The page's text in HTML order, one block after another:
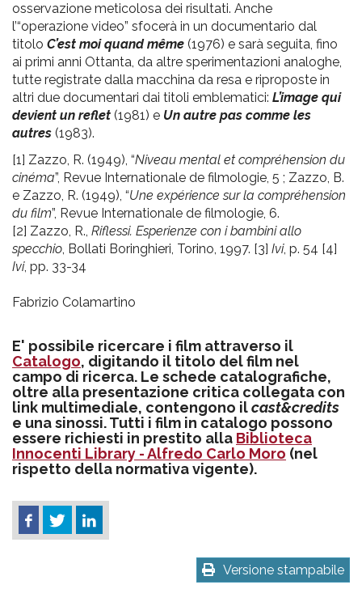
osservazione meticolosa dei risultati. Anche
l’“operazione video” sfocerà in un documentario dal
titolo C’est moi quand même (1976) e sarà seguita, fino
ai primi anni Ottanta, da altre sperimentazioni analoghe,
tutte registrate dalla macchina da resa e riproposte in
altri due documentari dai titoli emblematici: L’image qui
devient un reflet (1981) e Un autre pas comme les
autres (1983).
[1] Zazzo, R. (1949), “Niveau mental et compréhension du
cinéma”, Revue Internationale de filmologie, 5 ; Zazzo, B.
e Zazzo, R. (1949), “Une expérience sur la compréhension
du film”, Revue Internationale de filmologie, 6.
[2] Zazzo, R., Riflessi. Esperienze con i bambini allo
specchio, Bollati Boringhieri, Torino, 1997. [3] Ivi, p. 54 [4]
Ivi, pp. 33-34
Fabrizio Colamartino
E' possibile ricercare i film attraverso il
Catalogo, digitando il titolo del film nel
campo di ricerca. Le schede catalografiche,
oltre alla presentazione critica collegata con
link multimediale, contengono ilcast&credits
e una sinossi. Tutti i film in catalogo possono
essere richiesti in prestito alla Biblioteca
Innocenti Library - Alfredo Carlo Moro (nel
rispetto della normativa vigente).
Versione stampabile